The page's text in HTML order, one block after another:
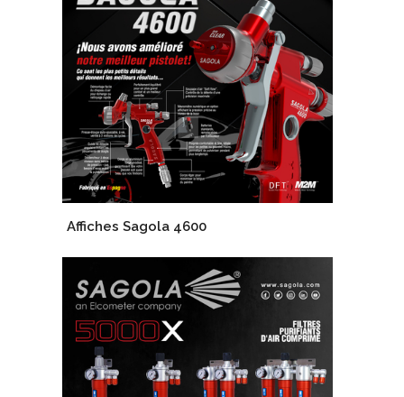
Affiches Sagola 4600